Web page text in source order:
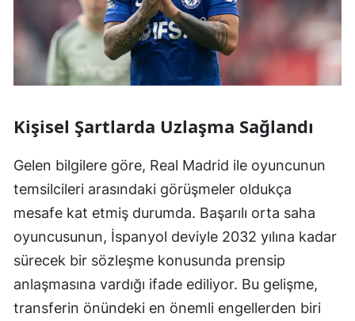
Kişisel Şartlarda Uzlaşma Sağlandı
Gelen bilgilere göre, Real Madrid ile oyuncunun
temsilcileri arasındaki görüşmeler oldukça
mesafe kat etmiş durumda. Başarılı orta saha
oyuncusunun, İspanyol deviyle 2032 yılına kadar
sürecek bir sözleşme konusunda prensip
anlaşmasına vardığı ifade ediliyor. Bu gelişme,
transferin önündeki en önemli engellerden biri